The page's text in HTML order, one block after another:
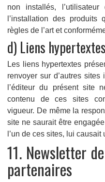
non installés,
l’installation des produits
règles de l’art et
d) Liens hypertextes
Les liens hypertextes
renvoyer sur d’autres
l’éditeur du présent site
contenu de ces sites
vigueur. De même la
site ne saurait être
l’un de ces sites, lui causait
11. Newsletter
partenaires